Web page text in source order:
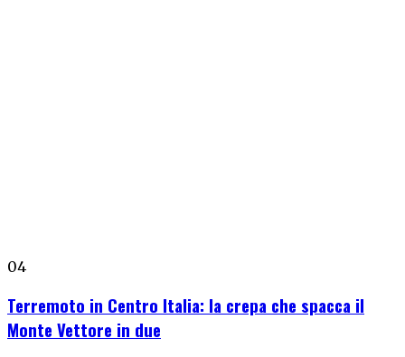
04
Terremoto in Centro Italia: la crepa che spacca il
Monte Vettore in due